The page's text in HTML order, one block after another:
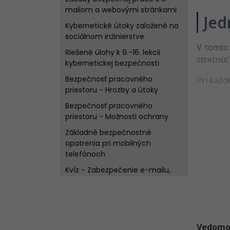
mailom a webovými stránkami
Kybernetické útoky založené na
sociálnom inžinierstve
Riešené úlohy k 9.-16. lekcii
kybernetickej bezpečnosti
Bezpečnosť pracovného
priestoru - Hrozby a útoky
Bezpečnosť pracovného
priestoru - Možnosti ochrany
Základné bezpečnostné
opatrenia pri mobilných
telefónoch
Kvíz - Zabezpečenie e-mailu,
V
stretnúť
Pri